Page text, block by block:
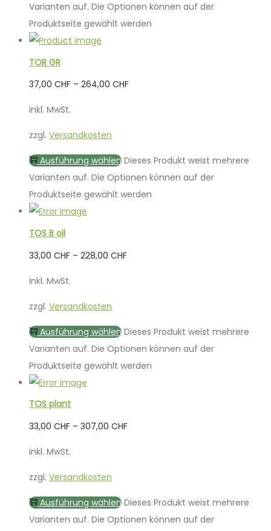
Varianten auf. Die Optionen können auf der
Produktseite gewählt werden
TOR GR
37,00 CHF – 264,00 CHF
inkl. MwSt.
zzgl. Versandkosten
Ausführung wählen Dieses Produkt weist mehrere
Varianten auf. Die Optionen können auf der
Produktseite gewählt werden
TOS B oil
33,00 CHF – 228,00 CHF
inkl. MwSt.
zzgl. Versandkosten
Ausführung wählen Dieses Produkt weist mehrere
Varianten auf. Die Optionen können auf der
Produktseite gewählt werden
TOS plant
33,00 CHF – 307,00 CHF
inkl. MwSt.
zzgl. Versandkosten
Ausführung wählen Dieses Produkt weist mehrere
Varianten auf. Die Optionen können auf der